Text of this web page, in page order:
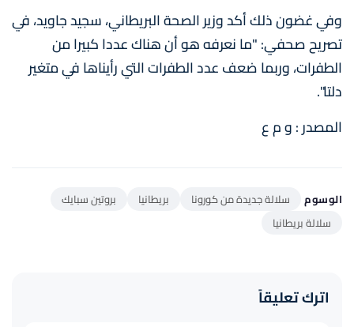
وفي غضون ذلك أكد وزير الصحة البريطاني، سجيد جاويد، في
تصريح صحفي: "ما نعرفه هو أن هناك عددا كبيرا من
الطفرات، وربما ضعف عدد الطفرات التي رأيناها في متغير
دلتا".
المصدر : و م ع
الوسوم سلالة جديدة من كورونا بريطانيا
بروتين سبايك
سلالة بريطانيا
اترك تعليقاً